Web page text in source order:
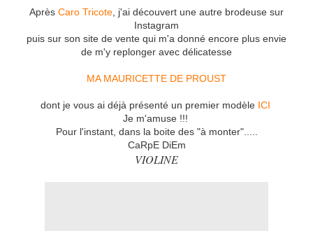
Après Caro Tricote , j'ai découvert une autre brodeuse sur
Instagram
puis sur son site de vente qui m'a donné encore plus envie
de m'y replonger avec délicatesse
MA MAURICETTE DE PROUST
dont je vous ai déjà présenté un premier modèle ICI
Je m'amuse !!!
Pour l'instant, dans la boite des "à monter".....
CaRpE DiEm
VIOLINE